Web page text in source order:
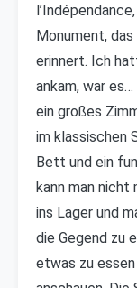
Monument,
erinnert. Ich
ankam, war es…
ein großes
im klassischen
Bett und ein
kann man nicht
ins Lager und
die Gegend zu
etwas zu